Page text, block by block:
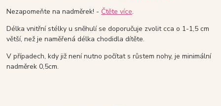
Nezapomeňte na nadměrek! - Čtěte více.
Délka vnitřní stélky u sněhulí se doporučuje zvolit cca o 1-1,5 cm
větší, než je naměřená délka chodidla dítěte.
V případech, kdy již není nutno počítat s růstem nohy, je minimální
nadměrek 0,5cm.